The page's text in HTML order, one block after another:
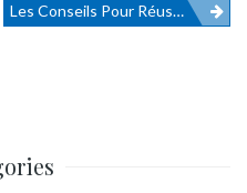
Les Conseils Pour Réussir En Tant Qu’avocat